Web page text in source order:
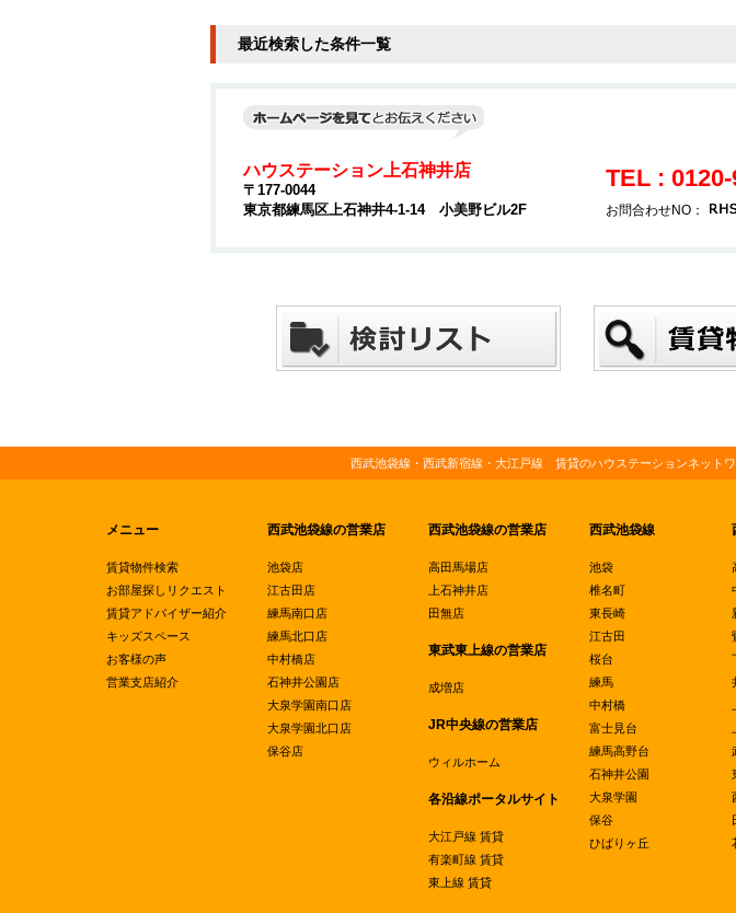
最近検索した条件一覧
ハウステーション上石神井店
〒177-0044
東京都練馬区上石神井4-1-14 小美野ビル2F
TEL :
お問合わせNO：
西武池袋線・西武新宿線・大江戸線 賃貸のハウステーションネット
メニュー
賃貸物件検索
お部屋探しリクエスト
賃貸アドバイザー紹介
キッズスペース
お客様の声
営業支店紹介
西武池袋線の営業店
池袋店
江古田店
練馬南口店
練馬北口店
中村橋店
石神井公園店
大泉学園南口店
大泉学園北口店
保谷店
西武池袋線の営業店
高田馬場店
上石神井店
田無店
東武東上線の営業店
成増店
JR中央線の営業店
ウィルホーム
各沿線ポータルサイト
大江戸線 賃貸
有楽町線 賃貸
東上線 賃貸
西武池袋線
池袋
椎名町
東長崎
江古田
桜台
練馬
中村橋
富士見台
練馬高野台
石神井公園
大泉学園
保谷
ひばりヶ丘